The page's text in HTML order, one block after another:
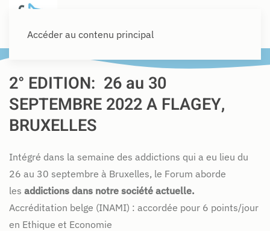
Accéder au contenu principal
2° EDITION: 26 au 30
SEPTEMBRE 2022 A FLAGEY,
BRUXELLES
Intégré dans la semaine des addictions qui a eu lieu du
26 au 30 septembre à Bruxelles, le Forum aborde
les addictions dans notre société actuelle.
Accréditation belge (INAMI) : accordée pour 6 points/jour
en Ethique et Economie